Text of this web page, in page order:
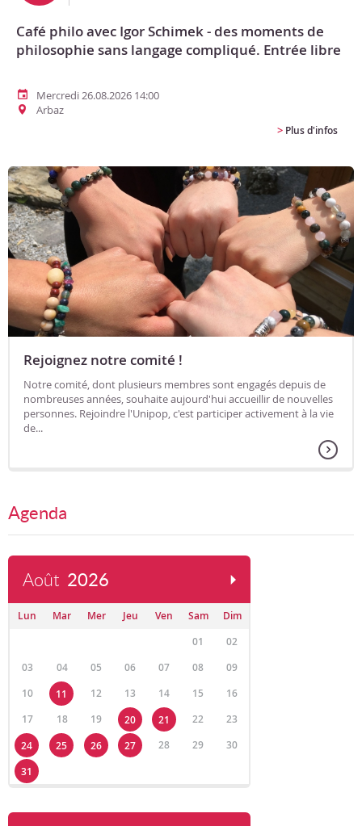
Café philo avec Igor Schimek - des moments de
philosophie sans langage compliqué. Entrée libre
Mercredi 26.08.2026 14:00
Arbaz
> Plus d'infos
Rejoignez notre comité !
Notre comité, dont plusieurs membres sont engagés depuis de
nombreuses années, souhaite aujourd'hui accueillir de nouvelles
personnes. Rejoindre l'Unipop, c'est participer activement à la vie
de...
Agenda
Août 2026
Lun Mar Mer Jeu Ven Sam
Dim
01
02
03
04 05 06 07 08
09
10
11 12 13 14 15
16
17
18 19 20 21 22
23
24
25 26 27 28 29
30
31